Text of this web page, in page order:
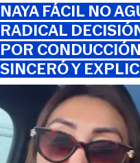
NAYA FÁCIL NO
RADICAL
POR
SINCERÓ Y